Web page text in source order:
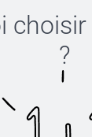
choisir
?